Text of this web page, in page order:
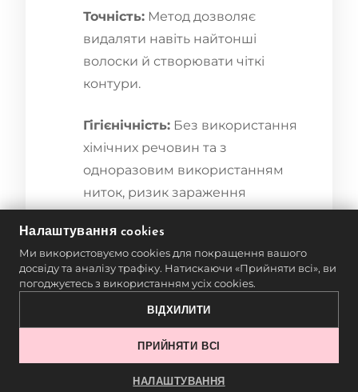
Точність: Метод дозволяє
видаляти навіть найтонші
волоски й створювати чіткі
контури.
Гігієнічність: Без використання
хімічних речовин та з
одноразовим використанням
ниток, ризик зараження
мінімальний.
Недоліки:
часто описують як менш
інтенсивний, ніж при інших
методах, видалення ниткою може
бути неприємним на чутливих
Налаштування cookies
Ми використовуємо cookies для покращення вашого
досвіду та аналізу трафіку. Натискаючи «Прийняти всі», ви
погоджуєтесь з використанням усіх cookies.
НАЛАШТУВАННЯ
ВІДХИЛИТИ
ПРИЙНЯТИ ВСІ